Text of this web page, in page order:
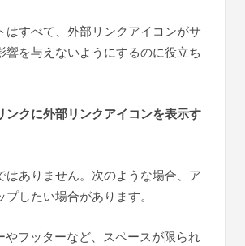
はすべて、外部リンクアイコンがサ
響を与えないようにするのに役立ち
ンクに外部リンクアイコンを表示す
はありません。次のような場合、ア
したい場合があります。
やフッターなど、スペースが限られ